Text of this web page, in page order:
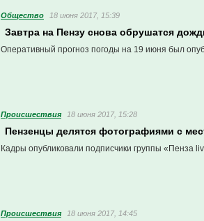
Общество 18 июня 2017, 15:39
Завтра на Пензу снова обрушатся
Оперативный прогноз погоды на 19 июня был
Проиcшествия 18 июня 2017, 15:28
Пензенцы делятся фотографиями с
Кадры опубликовали подписчики группы «Пенза
Проиcшествия 18 июня 2017, 14:45